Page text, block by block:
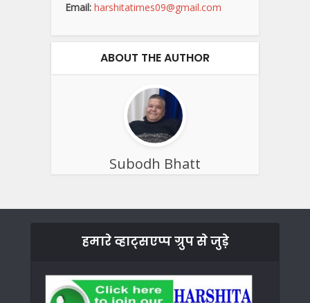
Email: harshitatimes09@gmail.com
ABOUT THE AUTHOR
Subodh Bhatt
हमारे व्हाट्सएप्प ग्रुप से जुड़े